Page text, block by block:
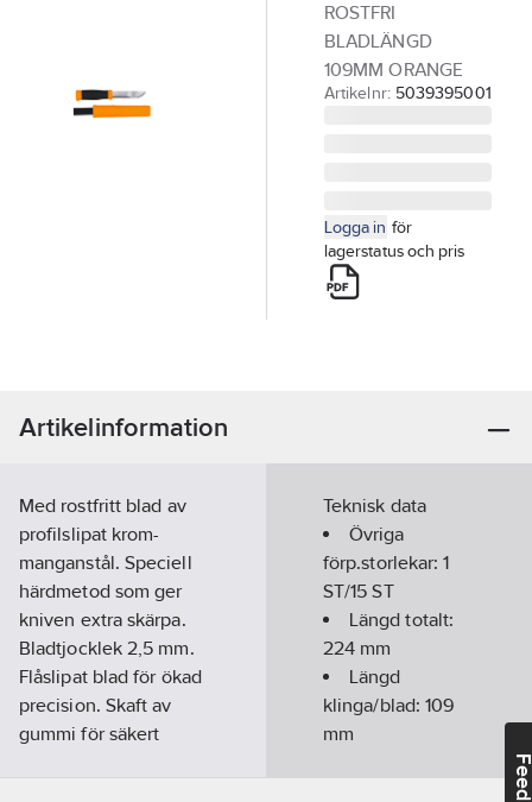
ROSTFRI
BLADLÄNGD
109MM ORANGE
Artikelnr: 5039395001
Logga in för
lagerstatus och pris
Artikelinformation
Med rostfritt blad av
profilslipat krom-
manganstål. Speciell
härdmetod som ger
kniven extra skärpa.
Bladtjocklek 2,5 mm.
Flåslipat blad för ökad
precision. Skaft av
gummi för säkert
Teknisk data
Övriga
förp.storlekar:1
ST/15 ST
Längd totalt:
224 mm
Längd
klinga/blad:109
mm